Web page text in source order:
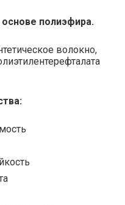
полиэфира.
волокно,